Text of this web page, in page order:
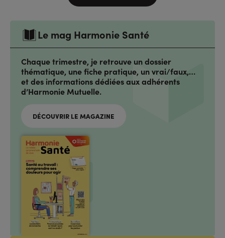
Le mag Harmonie Santé
Chaque trimestre, je retrouve un dossier
thématique, une fiche pratique, un vrai/faux,…
et des informations dédiées aux adhérents
d’Harmonie Mutuelle.
DÉCOUVRIR LE MAGAZINE